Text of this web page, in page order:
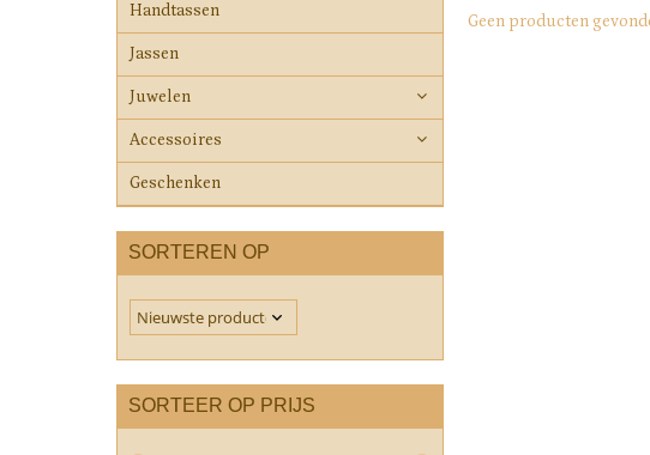
Handtassen
Jassen
Juwelen
Accessoires
Geschenken
SORTEREN OP
SORTEER OP PRIJS
Geen producten